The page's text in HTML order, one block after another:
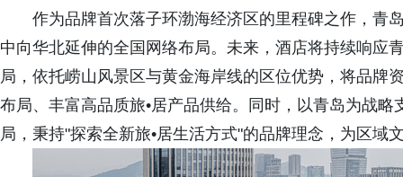
作为品牌首次落子环渤海经济区的里程碑之作，青
中向华北延伸的全国网络布局。未来，酒店将持续响应
局，依托崂山风景区与黄金海岸线的区位优势，将品牌
布局、丰富高品质旅•居产品供给。同时，以青岛为战
局，秉持"探索全新旅•居生活方式"的品牌理念，为区域